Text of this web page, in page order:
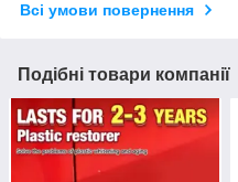
Всі умови повернення
Подібні товари компанії